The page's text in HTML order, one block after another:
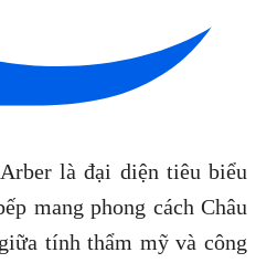
là đại diện tiêu biểu
mang phong cách Châu
tính thẩm mỹ và công